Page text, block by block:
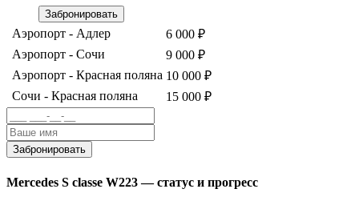
Забронировать
Аэропорт - Адлер
6 000 ₽
Аэропорт - Сочи
9 000 ₽
Аэропорт - Красная поляна 10 000 ₽
Сочи - Красная поляна
15 000 ₽
Забронировать
Mercedes S classe W223 — статус и прогресс